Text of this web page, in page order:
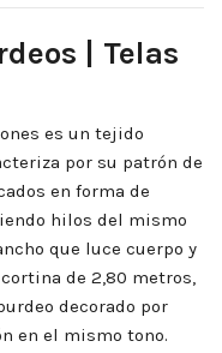
| Telas
es un tejido
por su patrón de
en forma de
hilos del mismo
que luce cuerpo y
de 2,80 metros,
decorado por
en el mismo tono.